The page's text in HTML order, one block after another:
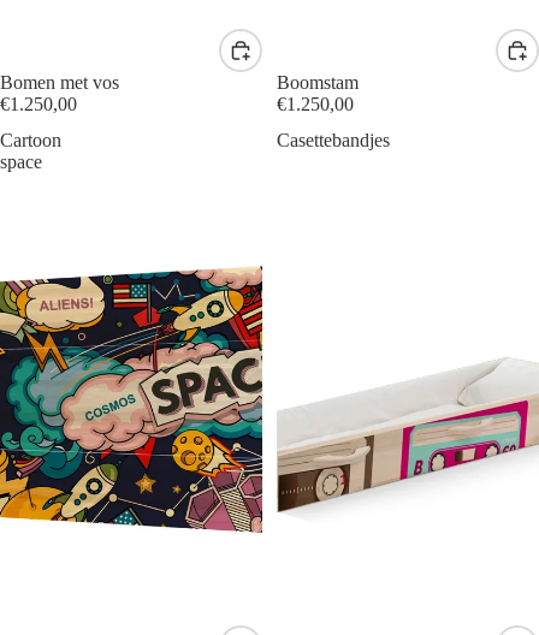
Bomen met vos
€1.250,00
Boomstam
€1.250,00
Cartoon
space
Casettebandjes